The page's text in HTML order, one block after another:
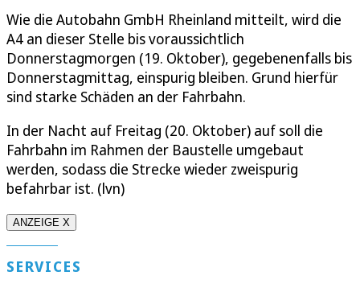
Wie die Autobahn GmbH Rheinland mitteilt, wird die
A4 an dieser Stelle bis voraussichtlich
Donnerstagmorgen (19. Oktober), gegebenenfalls bis
Donnerstagmittag, einspurig bleiben. Grund hierfür
sind starke Schäden an der Fahrbahn.
In der Nacht auf Freitag (20. Oktober) auf soll die
Fahrbahn im Rahmen der Baustelle umgebaut
werden, sodass die Strecke wieder zweispurig
befahrbar ist. (lvn)
ANZEIGE X
SERVICES